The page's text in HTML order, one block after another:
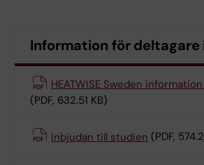
Information för deltagare
HEATWISE Sweden
(PDF, 632.51 KB)
Inbjudan till studien (PDF,